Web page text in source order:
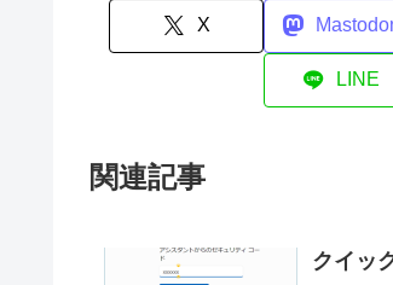
X
LINE
関連記事
クイッ